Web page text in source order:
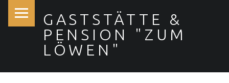
GASTSTÄTTE &
PENSION "ZUM
LÖWEN"
Gasthaus & Pension "Zum Löwen"